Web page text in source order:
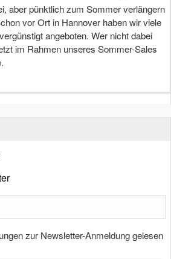
aber pünktlich zum Sommer verlängern
vor Ort in Hannover haben wir viele
angeboten. Wer nicht dabei
im Rahmen unseres Sommer-Sales
zur Newsletter-Anmeldung gelesen